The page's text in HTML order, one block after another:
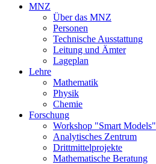
MNZ
Über das MNZ
Personen
Technische Ausstattung
Leitung und Ämter
Lageplan
Lehre
Mathematik
Physik
Chemie
Forschung
Workshop "Smart Models"
Analytisches Zentrum
Drittmittelprojekte
Mathematische Beratung